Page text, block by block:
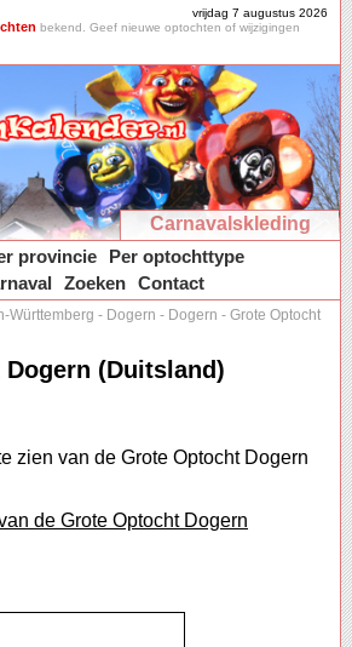
vrijdag 7 augustus 2026
bekend. Geef nieuwe optochten of wijzigingen
Carnavalskleding
provincie
Per optochttype
Zoeken Contact
Württemberg - Dogern - Dogern - Grote Optocht
(Duitsland)
zien van de Grote Optocht Dogern
de Grote Optocht Dogern